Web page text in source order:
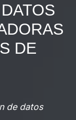
DE
de datos